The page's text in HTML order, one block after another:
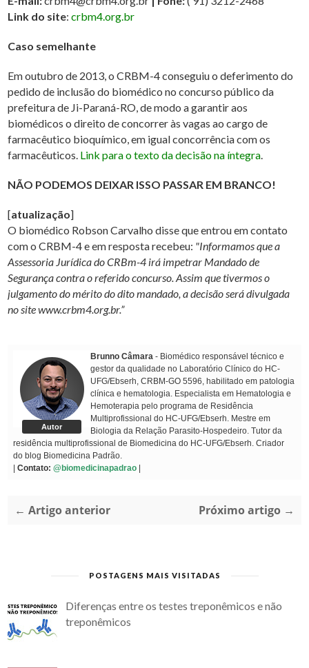
Link do site:crbm4.org.br
Caso semelhante
Em outubro de 2013, o CRBM-4 conseguiu o deferimento do
pedido de inclusão do biomédico no concurso público da
prefeitura de Ji-Paraná-RO, de modo a garantir aos
biomédicos o direito de concorrer às vagas ao cargo de
farmacêutico bioquímico, em igual concorrência com os
farmacêuticos. Link para o texto da decisão na íntegra.
NÃO PODEMOS DEIXAR ISSO PASSAR EM BRANCO!
[atualização]
O biomédico Robson Carvalho disse que entrou em contato
com o CRBM-4 e em resposta recebeu: "Informamos que a
Assessoria Jurídica do CRBm-4 irá impetrar Mandado de
Segurança contra o referido concurso. Assim que tivermos o
julgamento do mérito do dito mandado, a decisão será divulgada
no site www.crbm4.org.br.”
Autor
Brunno Câmara - Biomédico responsável técnico e
gestor da qualidade no Laboratório Clínico do HC-
UFG/Ebserh, CRBM-GO 5596, habilitado em patologia
clínica e hematologia. Especialista em Hematologia e
Hemoterapia pelo programa de Residência
Multiprofissional do HC-UFG/Ebserh. Mestre em
Biologia da Relação Parasito-Hospedeiro. Tutor da
residência multiprofissional de Biomedicina do HC-UFG/Ebserh. Criador
do blog Biomedicina Padrão.
Contato: @biomedicinapadrao
← Artigo anterior Próximo artigo →
POSTAGENS MAIS VISITADAS
Diferenças entre os testes treponêmicos e não
treponêmicos